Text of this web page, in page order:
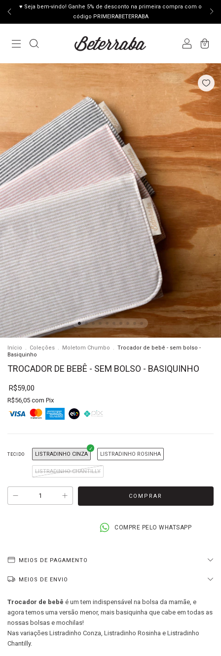
♥ Seja bem-vindo! Ganhe 5% de desconto na primeira compra com o
código PRIMEIRABETERRABA
0
Início . Coleções . Moletom Chumbo . Trocador de bebê - sem bolso -
Basiquinho
TROCADOR DE BEBÊ - SEM BOLSO - BASIQUINHO
R$59,00
R$56,05 com Pix
TECIDO LISTRADINHO CINZA LISTRADINHO ROSINHA
LISTRADINHO CHANTILLY
COMPRE PELO WHATSAPP
MEIOS DE PAGAMENTO
MEIOS DE ENVIO
Trocador de bebê é um tem indispensável na bolsa da mamãe, e
agora temos uma versão menor, mais basiquinha que cabe em todas as
nossas bolsas e mochilas!
Nas variações Listradinho Conza, Listradinho Rosinha e Listradinho
Chantilly.